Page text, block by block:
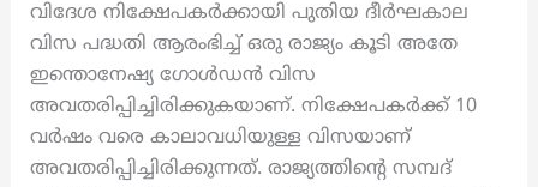
വിദേശ നിക്ഷേപകർക്കായി പുതിയ ദീര്‍ഘകാല
വിസ പദ്ധതി ആരംഭിച്ച് ഒരു രാജ്യം കൂടി അതേ
ഇന്തൊനേഷ്യ ഗോൾഡൻ വിസ
അവതരിപ്പിച്ചിരിക്കുകയാണ്. നിക്ഷേപകര്‍ക്ക് 10
വര്‍ഷം വരെ കാലാവധിയുള്ള വിസയാണ്
അവതരിപ്പിച്ചിരിക്കുന്നത്. രാജ്യത്തിന്റെ സമ്പദ്